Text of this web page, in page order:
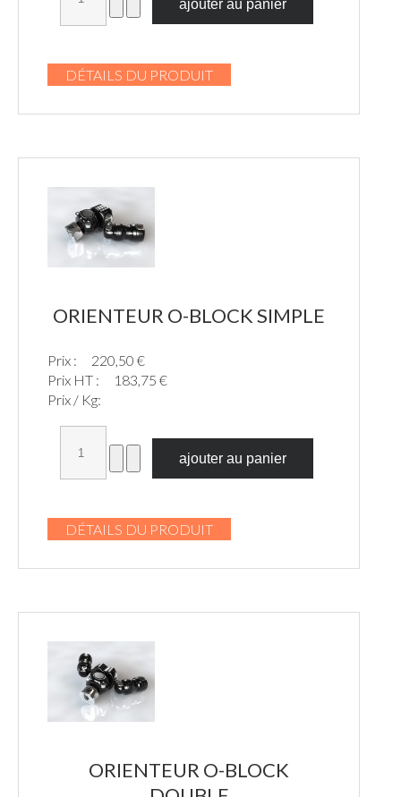
DÉTAILS DU PRODUIT
ORIENTEUR O-BLOCK SIMPLE
Prix :
220,50 €
Prix HT :
183,75 €
Prix / Kg:
DÉTAILS DU PRODUIT
ORIENTEUR O-BLOCK